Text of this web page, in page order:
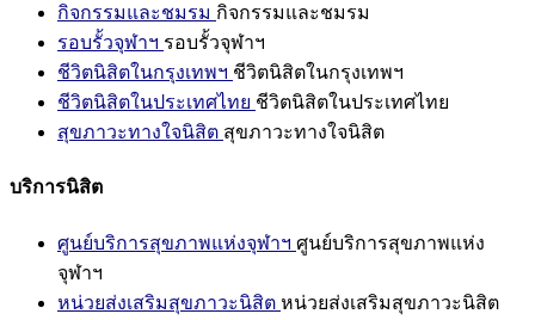
กิจกรรมและชมรม กิจกรรมและชมรม
รอบรั้วจุฬาฯ รอบรั้วจุฬาฯ
ชีวิตนิสิตในกรุงเทพฯ ชีวิตนิสิตในกรุงเทพฯ
ชีวิตนิสิตในประเทศไทย ชีวิตนิสิตในประเทศไทย
สุขภาวะทางใจนิสิต สุขภาวะทางใจนิสิต
บริการนิสิต
ศูนย์บริการสุขภาพแห่งจุฬาฯ ศูนย์บริการสุขภาพแห่ง
จุฬาฯ
หน่วยส่งเสริมสุขภาวะนิสิต หน่วยส่งเสริมสุขภาวะนิสิต